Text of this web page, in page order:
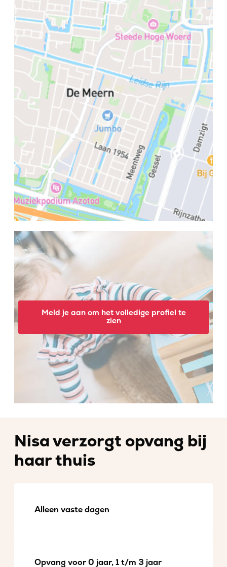
Meld je aan om het volledige profiel te
zien
Nisa verzorgt opvang bij
haar thuis
Alleen vaste dagen
Opvang voor 0 jaar, 1 t/m 3 jaar